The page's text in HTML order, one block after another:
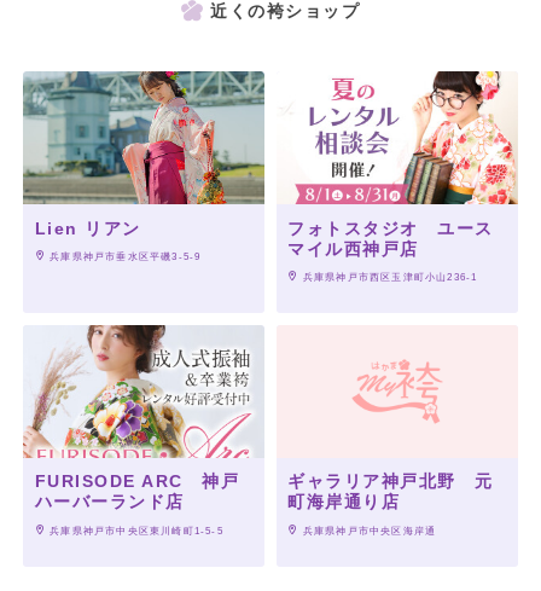
近くの袴ショップ
Lien リアン
兵庫県神戸市垂水区平磯3-5-9
フォトスタジオ ユース
マイル西神戸店
兵庫県神戸市西区玉津町小山236-1
FURISODE ARC 神戸
ハーバーランド店
兵庫県神戸市中央区東川崎町1-5-5
ギャラリア神戸北野 元
町海岸通り店
兵庫県神戸市中央区海岸通